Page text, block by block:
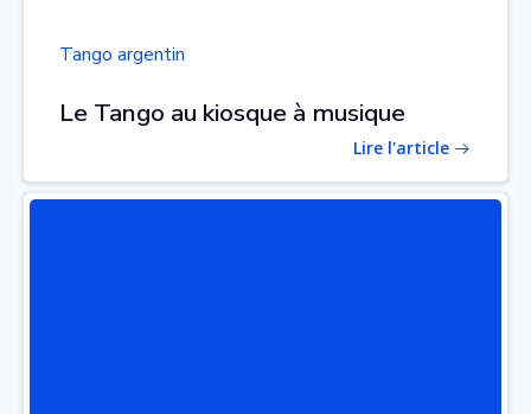
Tango argentin
Le Tango au kiosque à musique
Lire l'article